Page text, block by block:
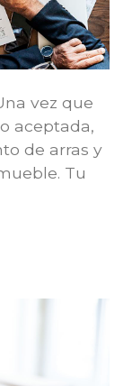
vez que
aceptada,
de arras y
Tu